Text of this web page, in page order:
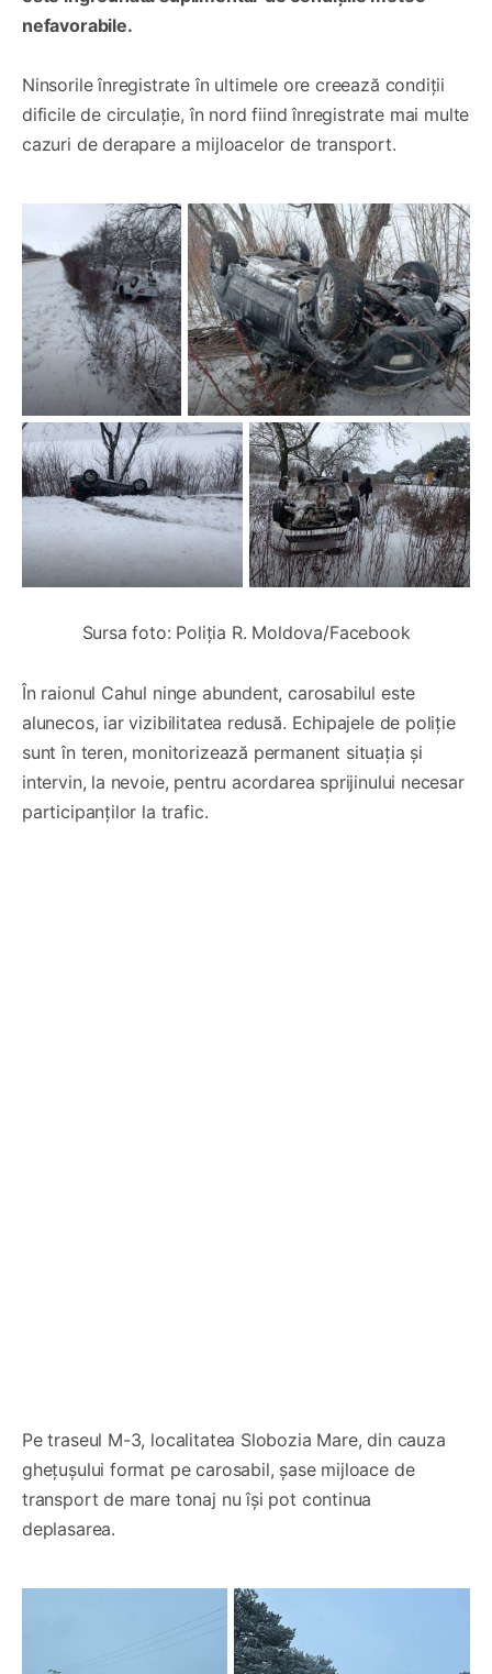
nefavorabile.
Ninsorile înregistrate în ultimele ore creează condiții
dificile de circulație, în nord fiind înregistrate mai multe
cazuri de derapare a mijloacelor de transport.
Sursa foto: Poliția R. Moldova/Facebook
În raionul Cahul ninge abundent, carosabilul este
alunecos, iar vizibilitatea redusă. Echipajele de poliție
sunt în teren, monitorizează permanent situația și
intervin, la nevoie, pentru acordarea sprijinului necesar
participanților la trafic.
Pe traseul M-3, localitatea Slobozia Mare, din cauza
ghețușului format pe carosabil, șase mijloace de
transport de mare tonaj nu își pot continua
deplasarea.